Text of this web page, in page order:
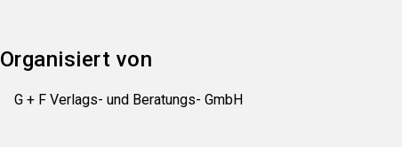
Organisiert von
G + F Verlags- und Beratungs- GmbH